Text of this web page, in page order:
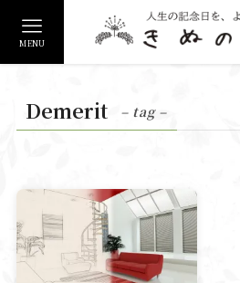
MENU
Demerit – tag –